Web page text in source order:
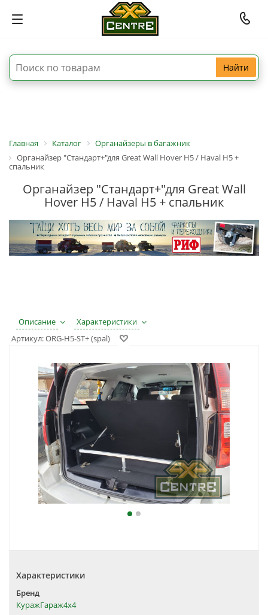
Найти
Главная Каталог
Органайзеры в багажник
Органайзер "Стандарт+"для Great Wall Hover H5 / Haval H5 +
спальник
Органайзер "Стандарт+"для Great Wall
Hover H5 / Haval H5 + спальник
Описание
Характеристики
Артикул:ORG-H5-ST+ (spal)
Характеристики
Бренд
КуражГараж4х4